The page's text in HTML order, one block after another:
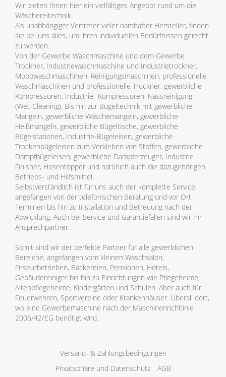
Wir bieten Ihnen hier ein vielfältiges Angebot rund um die
Wäschereitechnik.
Als unabhängiger Vertreter vieler namhafter Hersteller, finden
sie bei uns alles, um ihren individuellen Bedürfnissen gerecht
zu werden.
Von der Gewerbe Waschmaschine und dem Gewerbe
Trockner, Industriewaschmaschine und Industrietrockner,
Moppwaschmaschinen, Reinigungsmaschinen, professionelle
Waschmaschinen und professionelle Trockner, gewerbliche
Kompressoren, Industrie- Kompressoren, Nassreinigung
(Wet-Cleaning). Bis hin zur Bügeltechnik mit gewerbliche
Mangeln, gewerbliche Wäschemangeln, gewerbliche
Heißmangeln, gewerbliche Bügeltische, gewerbliche
Bügelstationen, Industrie-Bügeleisen, gewerbliche
Trockenbügeleisen zum Verkleben von Stoffen, gewerbliche
Dampfbügeleisen, gewerbliche Dampferzeuger, Industrie
Finisher, Hosentopper und natürlich auch die dazugehörigen
Betriebs- und Hilfsmittel.
Selbstverständlich ist für uns auch der komplette Service,
angefangen von der telefonischen Beratung und vor Ort
Terminen bis hin zu Installation und Betreuung nach der
Abwicklung. Auch bei Service und Garantiefällen sind wir Ihr
Ansprechpartner.
Somit sind wir der perfekte Partner für alle gewerblichen
Bereiche, angefangen vom kleinen Waschsalon,
Friseurbetrieben, Bäckereien, Pensionen, Hotels,
Gebäudereiniger bis hin zu Einrichtungen wie Pflegeheime,
Altenpflegeheime, Kindergärten und Schulen. Aber auch für
Feuerwehren, Sportvereine oder Krankenhäuser. Überall dort,
wo eine Gewerbemaschine nach der Maschinenrichtlinie
2006/42/EG benötigt wird.
Versand- & Zahlungsbedingungen
Privatsphäre und Datenschutz
AGB